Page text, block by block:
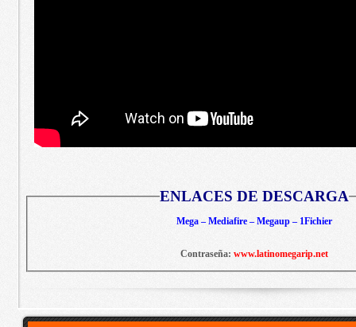
ENLACES DE DESCARGA
Mega – Mediafire – Megaup – 1Fichier
Contraseña: www.latinomegarip.net